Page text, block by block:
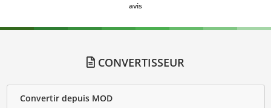
avis
CONVERTISSEUR
Convertir depuis MOD